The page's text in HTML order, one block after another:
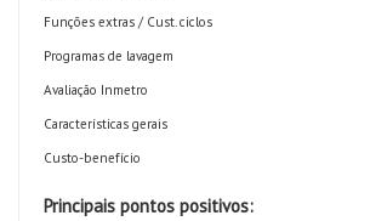
Funções extras / Cust. ciclos
Programas de lavagem
Avaliação Inmetro
Características gerais
Custo-benefício
Principais pontos positivos: